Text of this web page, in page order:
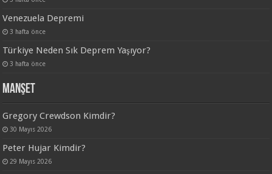
Venezuela Depremi
3 hafta önce
Türkiye Neden Sık Deprem Yaşıyor?
3 hafta önce
Manşet
Gregory Crewdson Kimdir?
30 Mayıs 2026
Peter Hujar Kimdir?
29 Mayıs 2026